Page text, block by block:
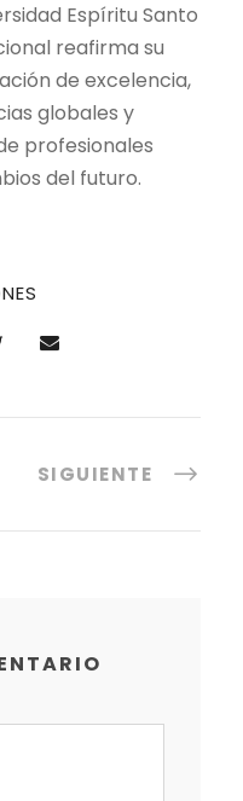
Espíritu Santo
reafirma su
de excelencia,
globales y
profesionales
del futuro.
SIGUIENTE